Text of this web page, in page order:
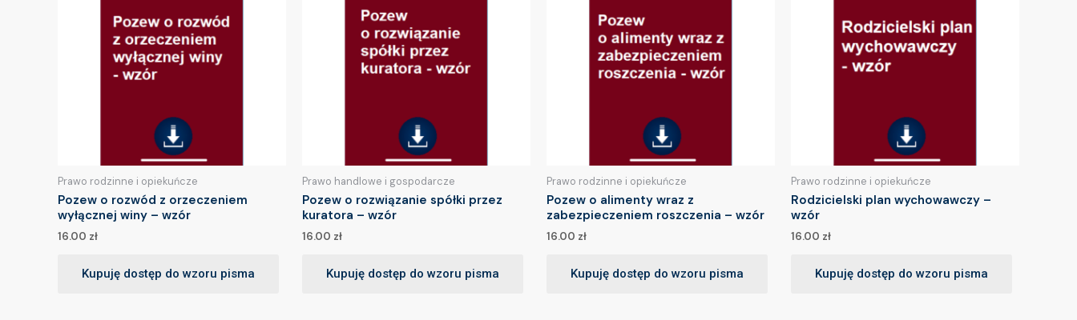
Prawo rodzinne i opiekuńcze
Pozew o rozwód z orzeczeniem
wyłącznej winy – wzór
16.00 zł
Kupuję dostęp do wzoru pisma
Prawo handlowe i gospodarcze
Pozew o rozwiązanie spółki przez
kuratora – wzór
16.00 zł
Kupuję dostęp do wzoru pisma
Prawo rodzinne i opiekuńcze
Pozew o alimenty wraz z
zabezpieczeniem roszczenia – wzór
16.00 zł
Kupuję dostęp do wzoru pisma
Prawo rodzinne i opiekuńcze
Rodzicielski plan wychowawczy –
wzór
16.00 zł
Kupuję dostęp do wzoru pisma